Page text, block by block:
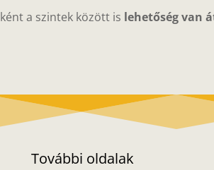
a szintek között is lehetőség van
További oldalak